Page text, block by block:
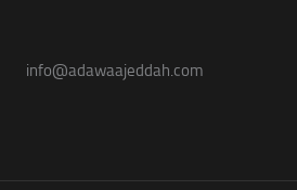
info@adawaajeddah.com